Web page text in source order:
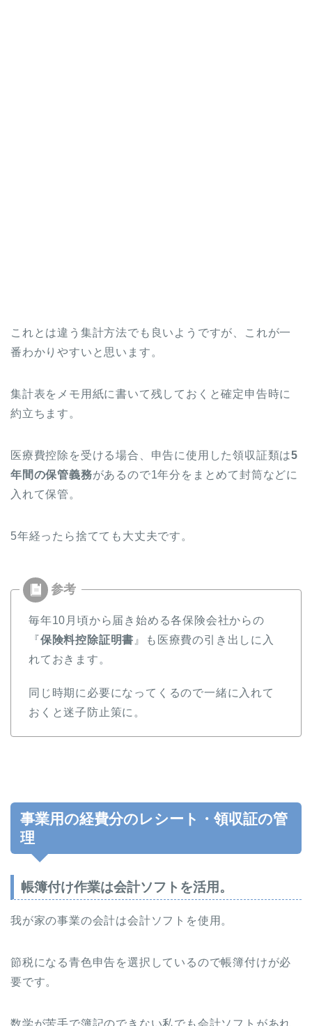
これとは違う集計方法でも良いようですが、これが一
番わかりやすいと思います。
集計表をメモ用紙に書いて残しておくと確定申告時に
約立ちます。
医療費控除を受ける場合、申告に使用した領収証類は5
年間の保管義務があるので1年分をまとめて封筒などに
入れて保管。
5年経ったら捨てても大丈夫です。
毎年10月頃から届き始める各保険会社からの
『保険料控除証明書 』も医療費の引き出しに入
れておきます。
同じ時期に必要になってくるので一緒に入れて
おくと迷子防止策に。
事業用の経費分のレシート・領収証の管
理
帳簿付け作業は会計ソフトを活用。
我が家の事業の会計は会計ソフトを使用。
節税になる青色申告を選択しているので帳簿付けが必
要です。
数学が苦手で簿記のできない私でも会計ソフトがあれ